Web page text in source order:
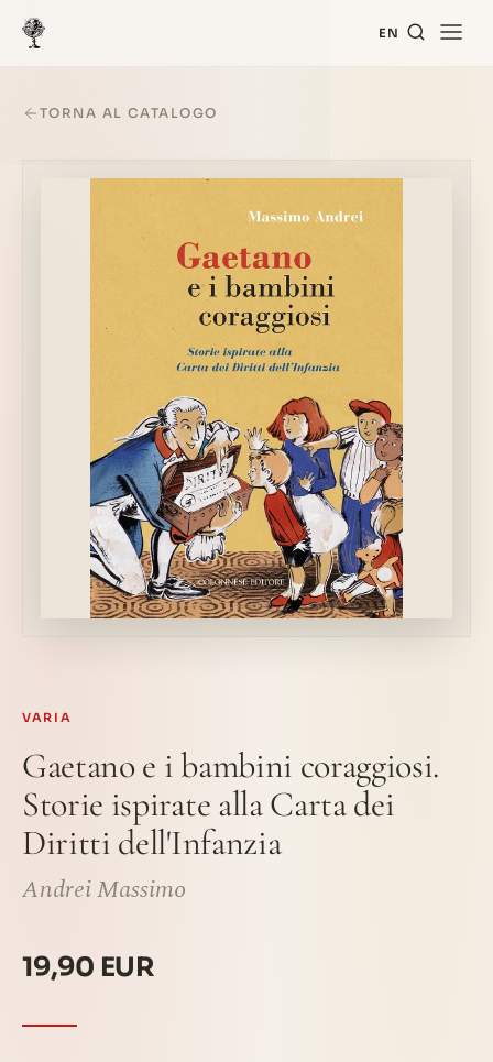
EN
TORNA AL CATALOGO
VARIA
Gaetano e i bambini coraggiosi.
Storie ispirate alla Carta dei
Diritti dell'Infanzia
Andrei Massimo
19,90 EUR